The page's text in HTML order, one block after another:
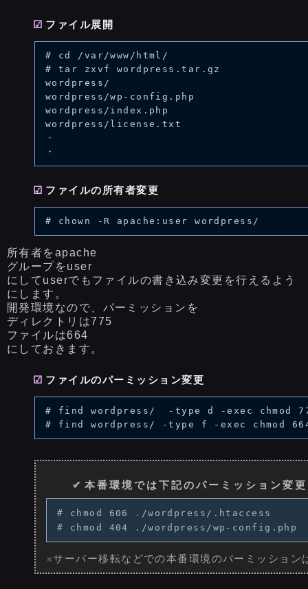
ファイル展開
# cd /var/www/html/
# tar zxvf wordpress.tar.gz
wordpress/
wordpress/wp-config.php
wordpress/index.php
wordpress/license.txt
・
ファイルの所有者変更
所有者をapache
グループをuser
にしてuserでもファイルの書き込み変更を行えるよう
にします。
開発環境なので、パーミッションを
ディレクトリは775
ファイルは664
にしておきます。
ファイルのパーミッション変更
# find wordpress/  -type d -exec chmod
本番環境では下記のパーミッション変
# chmod 606 ./wordpress/.htaccess
※サーバー移転などでの本番環境のパーミッション